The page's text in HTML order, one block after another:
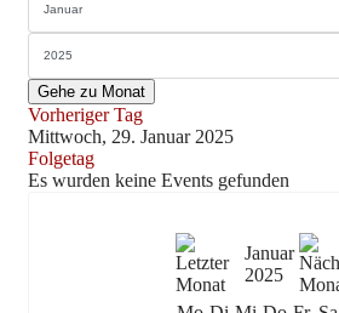
Gehe zu Monat
Vorheriger Tag
Mittwoch, 29. Januar 2025
Folgetag
Es wurden keine Events gefunden
Januar
2025